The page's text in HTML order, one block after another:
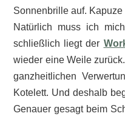
Sonnenbrille auf. Kapuze
Natürlich muss ich
schließlich liegt der
wieder eine Weile
ganzheitlichen
Kotelett. Und deshalb
Genauer gesagt beim